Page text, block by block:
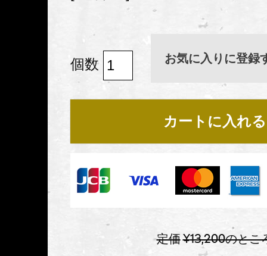
お気に入りに登録
カートに入れる
定価¥13,200のとこ